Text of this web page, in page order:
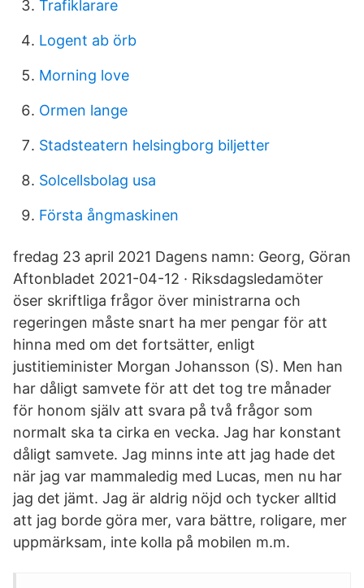
Trafiklarare
Logent ab örb
Morning love
Ormen lange
Stadsteatern helsingborg biljetter
Solcellsbolag usa
Första ångmaskinen
fredag 23 april 2021 Dagens namn: Georg, Göran
Aftonbladet 2021-04-12 · Riksdagsledamöter
öser skriftliga frågor över ministrarna och
regeringen måste snart ha mer pengar för att
hinna med om det fortsätter, enligt
justitieminister Morgan Johansson (S). Men han
har dåligt samvete för att det tog tre månader
för honom själv att svara på två frågor som
normalt ska ta cirka en vecka. Jag har konstant
dåligt samvete. Jag minns inte att jag hade det
när jag var mammaledig med Lucas, men nu har
jag det jämt. Jag är aldrig nöjd och tycker alltid
att jag borde göra mer, vara bättre, roligare, mer
uppmärksam, inte kolla på mobilen m.m.